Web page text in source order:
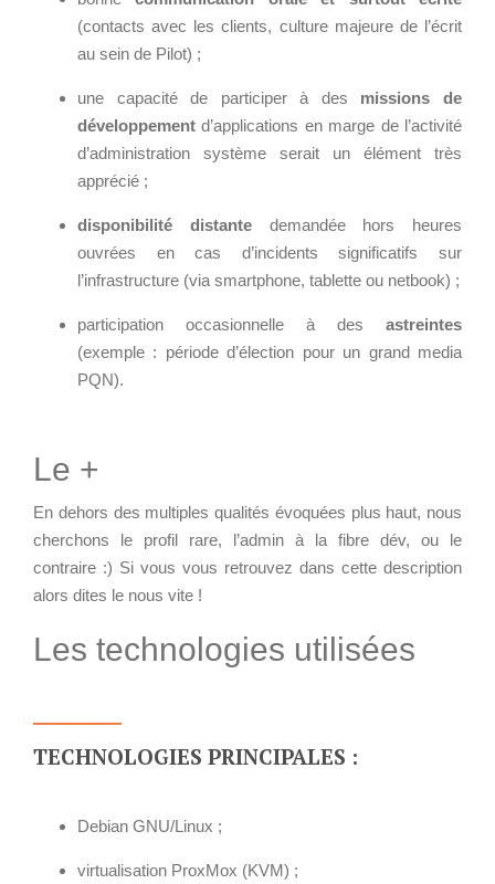
Solutions Collaboratives
EMAILING
GESTION DES TEMPS
(contacts avec les clients, culture majeure de l’écrit
au sein de Pilot) ;
une capacité de participer à des missions de
développement d’applications en marge de l’activité
d’administration système serait un élément très
apprécié ;
disponibilité distantedemandée hors heures
ouvrées en cas d’incidents significatifs sur
l’infrastructure (via smartphone, tablette ou netbook) ;
participation occasionnelle à des astreintes
(exemple : période d’élection pour un grand media
PQN).
Le +
En dehors des multiples qualités évoquées plus haut, nous
cherchons le profil rare, l’admin à la fibre dév, ou le
contraire :) Si vous vous retrouvez dans cette description
alors dites le nous vite !
Les technologies utilisées
TECHNOLOGIES PRINCIPALES :
Debian GNU/Linux ;
virtualisation ProxMox (KVM) ;